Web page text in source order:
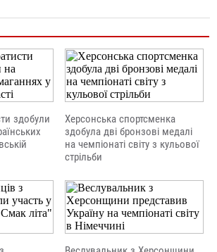
здобули
Херсонська спортсменка
здобула дві бронзові медалі
на чемпіонаті світу з кульової
стрільби